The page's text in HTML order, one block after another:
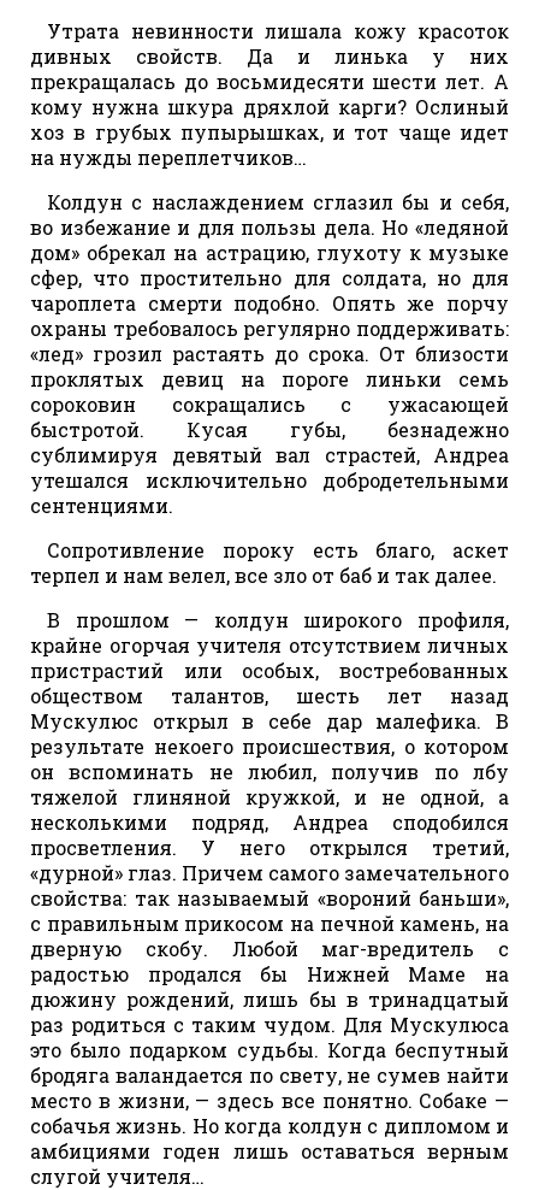
Утрата невинности лишала кожу красоток
дивных свойств. Да и линька у них
прекращалась до восьмидесяти шести лет. А
кому нужна шкура дряхлой карги? Ослиный
хоз в грубых пупырышках, и тот чаще идет
на нужды переплетчиков…
Колдун с наслаждением сглазил бы и себя,
во избежание и для пользы дела. Но «ледяной
дом» обрекал на астрацию, глухоту к музыке
сфер, что простительно для солдата, но для
чароплета смерти подобно. Опять же порчу
охраны требовалось регулярно поддерживать:
«лед» грозил растаять до срока. От близости
проклятых девиц на пороге линьки семь
сороковин сокращались с ужасающей
быстротой. Кусая губы, безнадежно
сублимируя девятый вал страстей, Андреа
утешался исключительно добродетельными
сентенциями.
Сопротивление пороку есть благо, аскет
терпел и нам велел, все зло от баб и так далее.
В прошлом — колдун широкого профиля,
крайне огорчая учителя отсутствием личных
пристрастий или особых, востребованных
обществом талантов, шесть лет назад
Мускулюс открыл в себе дар малефика. В
результате некоего происшествия, о котором
он вспоминать не любил, получив по лбу
тяжелой глиняной кружкой, и не одной, а
несколькими подряд, Андреа сподобился
просветления. У него открылся третий,
«дурной» глаз. Причем самого замечательного
свойства: так называемый «вороний баньши»,
с правильным прикосом на печной камень, на
дверную скобу. Любой маг-вредитель с
радостью продался бы Нижней Маме на
дюжину рождений, лишь бы в тринадцатый
раз родиться с таким чудом. Для Мускулюса
это было подарком судьбы. Когда беспутный
бродяга валандается по свету, не сумев найти
место в жизни, — здесь все понятно. Собаке —
собачья жизнь. Но когда колдун с дипломом и
амбициями годен лишь оставаться верным
слугой учителя…